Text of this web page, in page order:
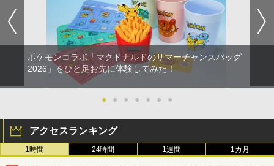
ポケモンコラボ「マクドナルドのサマーチャンスバッグ
2026」をひと足お先に体験してみた！
● ● ● ● ● ● ●
アクセスランキング
1時間 24時間 1週間 1カ月